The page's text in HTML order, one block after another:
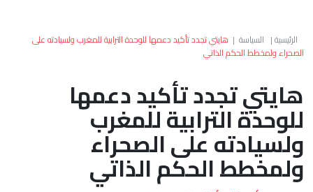
العالم
الصحراء
الرئيسية| السياسة | هايتي تجدد تأكيد دعمها للوحدة الترابية للمغرب ولسيادته على
الصحراء ولمخطط الحكم الذاتي
هايتي تجدد تأكيد دعمها
للوحدة الترابية للمغرب
ولسيادته على الصحراء
ولمخطط الحكم الذاتي